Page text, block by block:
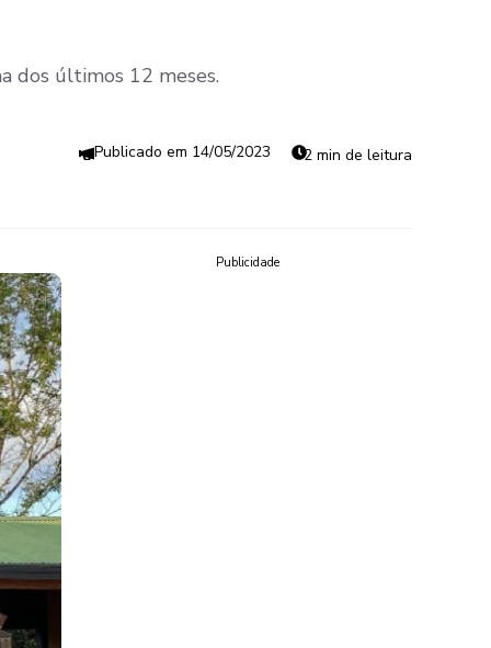
dos últimos 12 meses.
14/05/2023 2 min de leitura
Publicidade